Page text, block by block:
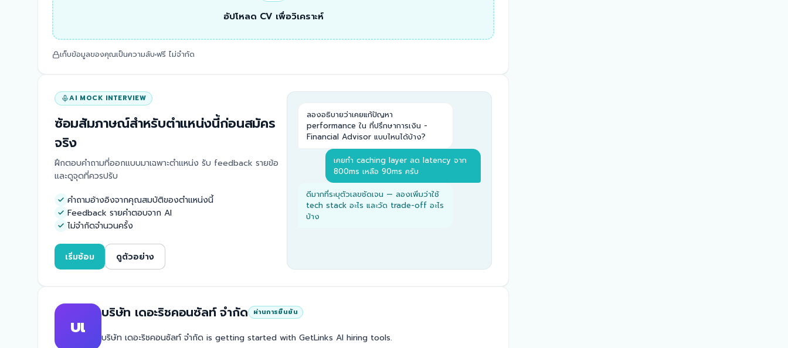
อัปโหลด CV เพื่อวิเคราะห์
เก็บข้อมูลของคุณเป็นความลับ ฟรี ไม่จำกัด
AI MOCK INTERVIEW
ซ้อมสัมภาษณ์สำหรับตำแหน่งนี้ก่อนสมัคร
จริง
ฝึกตอบคำถามที่ออกแบบมาเฉพาะตำแหน่ง รับ feedback รายข้อ
และดูจุดที่ควรปรับ
คำถามอ้างอิงจากคุณสมบัติของตำแหน่งนี้
Feedback รายคำตอบจาก AI
ไม่จำกัดจำนวนครั้ง
เริ่มซ้อม ดูตัวอย่าง
ลองอธิบายว่าเคยแก้ปัญหา
performance ในที่ปรึกษาการเงิน -
Financial Advisor แบบไหนได้บ้าง?
เคยทำ caching layer ลด latency จาก
800ms เหลือ 90ms ครับ
ดีมากที่ระบุตัวเลขชัดเจน — ลองเพิ่มว่าใช้
tech stack อะไร และวัด trade-off อะไร
บ้าง
บเ
บริษัท เดอะริชคอนซัลท์ จำกัด ผ่านการยืนยัน
บริษัท เดอะริชคอนซัลท์ จำกัด is getting started with GetLinks AI hiring tools.